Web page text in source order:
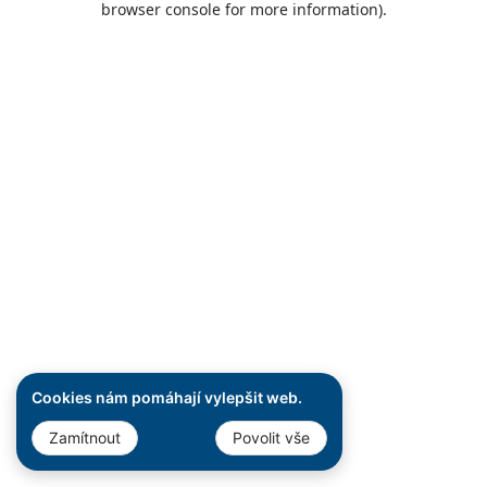
Cookies nám pomáhají vylepšit web.
Zamítnout Povolit vše
browser console for more information).